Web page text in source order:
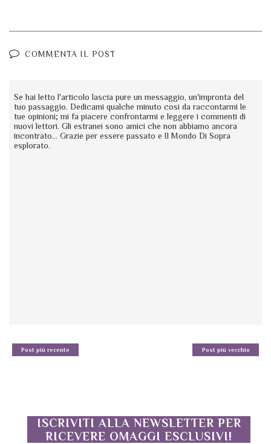
COMMENTA IL POST
Se hai letto l'articolo lascia pure un messaggio, un'impronta del
tuo passaggio. Dedicami qualche minuto così da raccontarmi le
tue opinioni; mi fa piacere confrontarmi e leggere i commenti di
nuovi lettori. Gli estranei sono amici che non abbiamo ancora
incontrato... Grazie per essere passato e Il Mondo Di Sopra
esplorato.
Post più recente Post più vecchio
ISCRIVITI ALLA NEWSLETTER PER
RICEVERE OMAGGI ESCLUSIVI!